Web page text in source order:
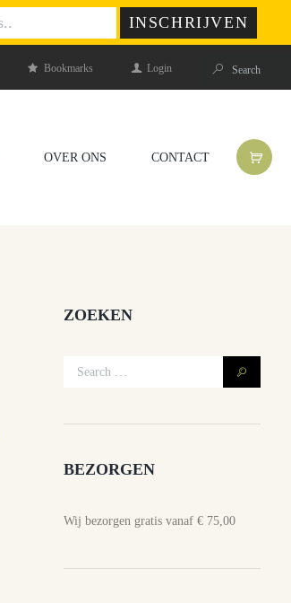
Bookmarks Login
OVER ONS CONTACT
ZOEKEN
BEZORGEN
Wij bezorgen gratis vanaf € 75,00